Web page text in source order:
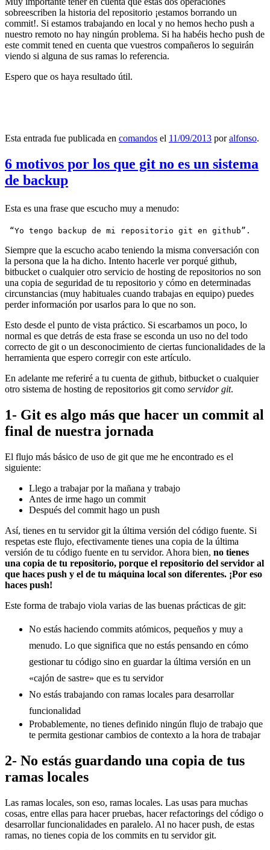
sobreescriben la historia del repositorio ¡estamos borrando un
commit!. Si estamos trabajando en local y no hemos hecho push a
nuestro remoto no hay ningún problema. Si ha habéis hecho push de
este commit tened en cuenta que vuestros compañeros lo seguirán
viendo si alguna de sus ramas lo referencia.
Espero que os haya resultado útil.
Esta entrada fue publicada en comandos el 11/09/2013 poralfonso.
6 motivos por los que git no es un sistema
de backup
Esta es una frase que escucho muy a menudo:
“Yo tengo backup de mi repositorio git en github”.
Siempre que la escucho acabo teniendo la misma conversación con
la persona que la ha dicho. Intento hacerle ver porqué github,
bitbucket o cualquier otro servicio de hosting de repositorios no son
una copia de seguridad de tu repositorio y cómo en determinadas
circunstancias (muy habituales cuando trabajas en equipo) puedes
perder información por usarlos para lo que no son.
Esto desde el punto de vista práctico. Si escarbamos un poco, lo
normal es que detrás de esta frase se esconda un uso no del todo
correcto de git o un desconocimiento de ciertas funcionalidades de la
herramienta que espero corregir con este artículo.
En adelante me referiré a tu cuenta de github, bitbucket o cualquier
otro sistema de hosting de repositorios git como servidor git.
1- Git es algo más que hacer un commit al
final de nuestra jornada
El flujo más básico de uso de git que me he encontrado es el
siguiente:
Llego a trabajar por la mañana y trabajo
Antes de irme hago un commit
Después del commit hago un push
Así, tienes en tu servidor git la última versión del código fuente. Si
respetas este flujo, efectivamente tienes una copia de la última
versión de tu código fuente en tu servidor. Ahora bien, no tienes
una copia de tu repositorio, porque el repositorio del servidor al
que haces push y el de tu máquina local son diferentes. ¡Por eso
haces push!
Este forma de trabajo viola varias de las buenas prácticas de git:
No estás haciendo commits atómicos, pequeños y muy a
menudo. Lo que significa que no estás pensando en cómo
gestionar tu código sino en guardar la última versión en un
«cajón de sastre» que es tu servidor
No estás trabajando con ramas locales para desarrollar
funcionalidad
Probablemente, no tienes definido ningún flujo de trabajo que
te permita gestionar cambios de contexto a la hora de trabajar
2- No estás guardando una copia de tus
ramas locales
Las ramas locales, son eso, ramas locales. Las usas para muchas
cosas, entre ellas para hacer pruebas, hacer refactorings del código o
desarrollar funcionalidades en paralelo. Al no hacer push, de estas
ramas, no tienes copia de los commits en tu servidor git.